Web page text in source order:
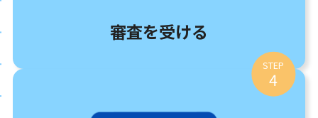
審査を受ける
STEP
4